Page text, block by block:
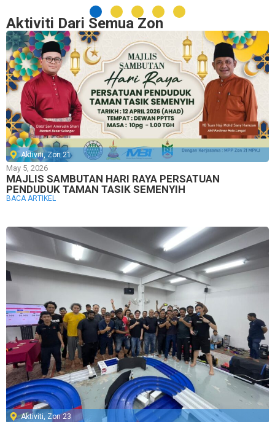
Aktiviti Dari Semua Zon
Aktiviti,Zon 21
May 5, 2026
MAJLIS SAMBUTAN HARI RAYA PERSATUAN
PENDUDUK TAMAN TASIK SEMENYIH
BACA ARTIKEL
Aktiviti, Zon 23